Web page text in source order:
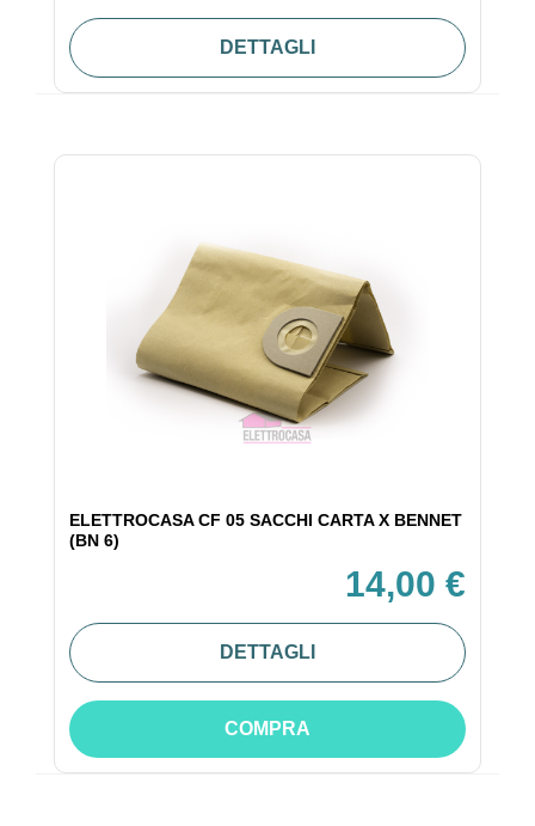
DETTAGLI
ELETTROCASA CF 05 SACCHI CARTA X BENNET
(BN 6)
14,00 €
DETTAGLI
COMPRA